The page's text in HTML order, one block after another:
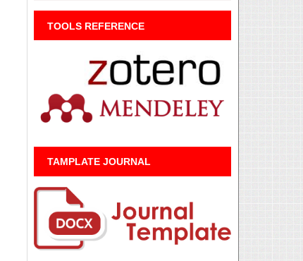
TOOLS REFERENCE
TAMPLATE JOURNAL